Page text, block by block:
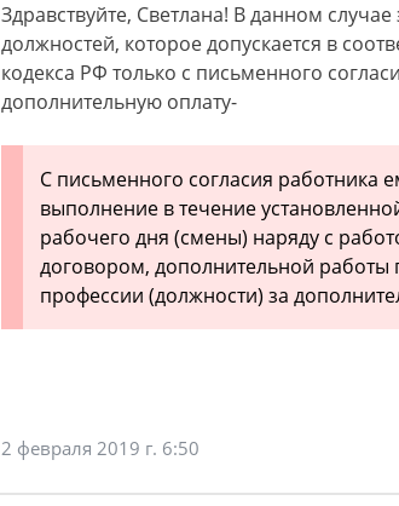
Здравствуйте, Светлана! В данном
должностей, которое допускается в
кодекса РФ только с письменного
дополнительную оплату-
С письменного согласия работника
выполнение в течение
рабочего дня (смены) наряду с
договором, дополнительной работы
профессии (должности) за
2 февраля 2019 г. 6:50